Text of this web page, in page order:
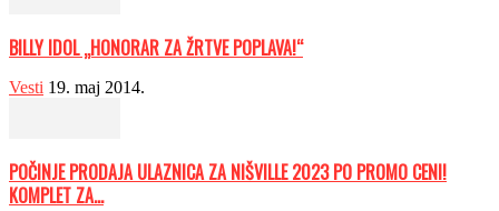
BILLY IDOL „HONORAR ZA ŽRTVE POPLAVA!“
Vesti 19. maj 2014.
POČINJE PRODAJA ULAZNICA ZA NIŠVILLE 2023 PO PROMO CENI!
KOMPLET ZA...